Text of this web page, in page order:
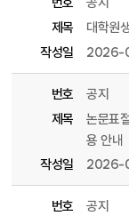
제목
대학원
작성일
2026-
번호
공지
제목
논문표
용 안내
작성일
2026-
번호
공지